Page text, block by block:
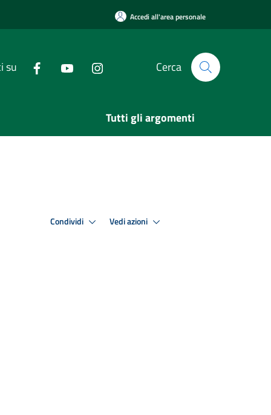
Accedi all'area personale
su Cerca
Tutti gli argomenti
Condividi Vedi azioni